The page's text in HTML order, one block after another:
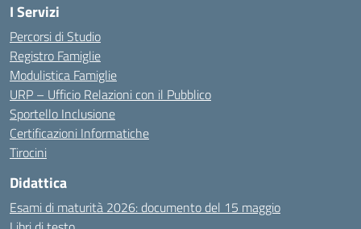
I Servizi
Percorsi di Studio
Registro Famiglie
Modulistica Famiglie
URP – Ufficio Relazioni con il Pubblico
Sportello Inclusione
Certificazioni Informatiche
Tirocini
Didattica
Esami di maturità 2026: documento del 15 maggio